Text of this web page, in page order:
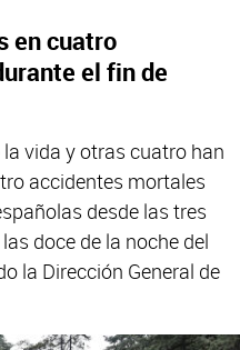
en cuatro
el fin de
vida y otras cuatro han
accidentes mortales
desde las tres
doce de la noche del
la Dirección General de